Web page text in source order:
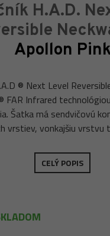
H.A.D.
Apollon
® Next Level
FAR Infrared
Šatka má sendvičovú
vrstiev, vonkajšiu vrstvu
CELÝ POPIS